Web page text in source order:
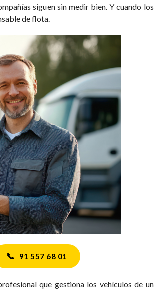
siguen sin medir bien. Y cuando los
de flota.
📞 91 557 68 01
que gestiona los vehículos de un